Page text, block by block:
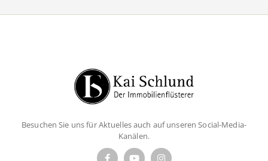
Besuchen Sie uns für Aktuelles auch auf unseren Social-Media-
Kanälen.